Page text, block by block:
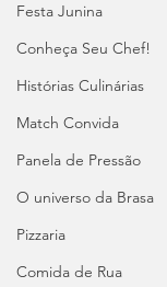
Festa Junina
Conheça Seu Chef!
Histórias Culinárias
Match Convida
Panela de Pressão
O universo da Brasa
Pizzaria
Comida de Rua